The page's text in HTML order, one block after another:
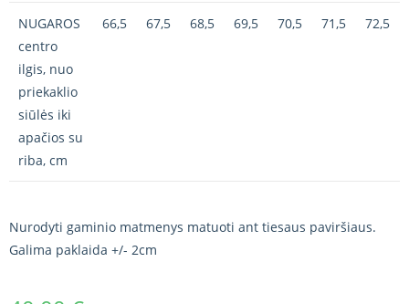
NUGAROS
centro
ilgis, nuo
priekaklio
siūlės iki
apačios su
riba, cm
66,5 67,5 68,5 69,5 70,5 71,5 72,5
Nurodyti gaminio matmenys matuoti ant tiesaus paviršiaus.
Galima paklaida +/- 2cm